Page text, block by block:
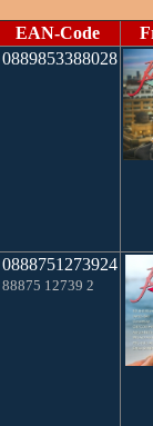
EAN-Code
0889853388028
0888751273924
88875 12739 2